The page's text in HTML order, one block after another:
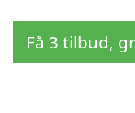
Få 3 tilbud,